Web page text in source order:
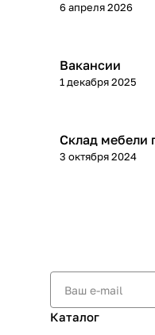
6 апреля 2026
Вакансии
1 декабря 2025
Склад мебели
3 октября 2024
Каталог